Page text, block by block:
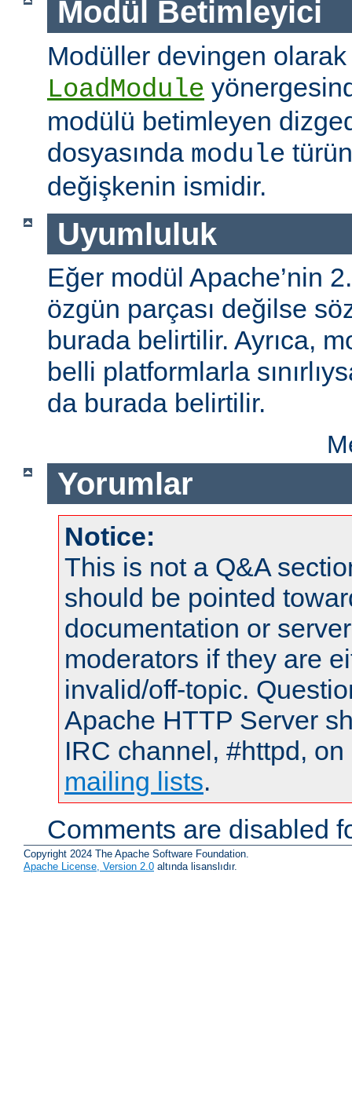
Modül Betimleyici
Modüller devingen
LoadModule
modülü betimleyen
dosyasında module
değişkenin ismidir.
Uyumluluk
Eğer modül Apache’nin 2.
özgün parçası değilse
burada belirtilir. Ayrıca,
belli platformlarla
da burada belirtilir.
Yorumlar
Notice:
This is not a Q&A
should be pointed
documentation or
moderators if they are
invalid/off-topic.
Apache HTTP Server
IRC channel, #httpd,
mailing lists.
Comments are disabled
Copyright 2024 The Apache Software Foundation.
Apache License, Version 2.0 altında lisanslıdır.